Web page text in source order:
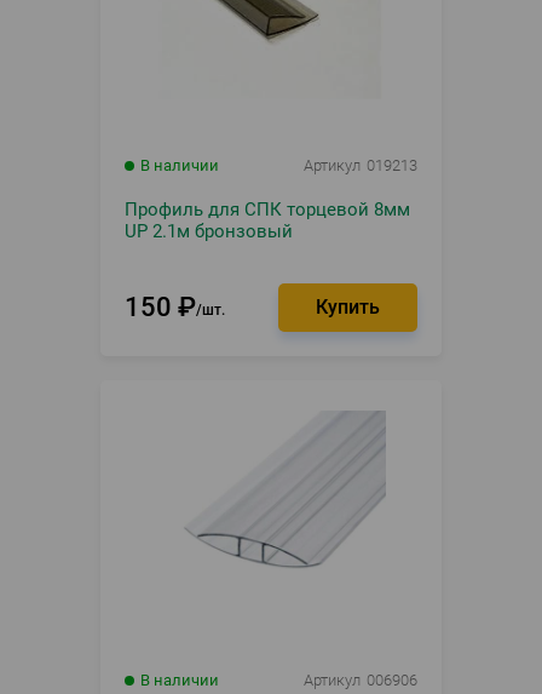
В наличии Артикул 019213
Профиль для СПК торцевой 8мм
UP 2.1м бронзовый
150 ₽ шт.
В наличии Артикул 006906